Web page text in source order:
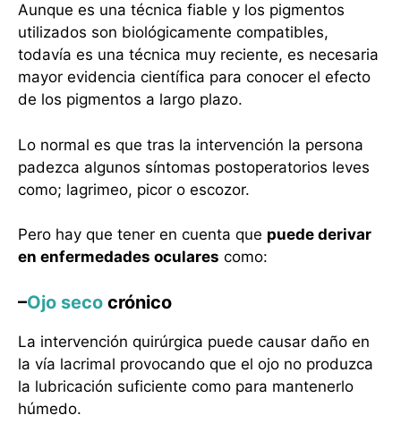
Aunque es una técnica fiable y los pigmentos
utilizados son biológicamente compatibles,
todavía es una técnica muy reciente, es necesaria
mayor evidencia científica para conocer el efecto
de los pigmentos a largo plazo.
Lo normal es que tras la intervención la persona
padezca algunos síntomas postoperatorios leves
como; lagrimeo, picor o escozor.
Pero hay que tener en cuenta que puede derivar
en enfermedades oculares como:
–Ojo seco crónico
La intervención quirúrgica puede causar daño en
la vía lacrimal provocando que el ojo no produzca
la lubricación suficiente como para mantenerlo
húmedo.